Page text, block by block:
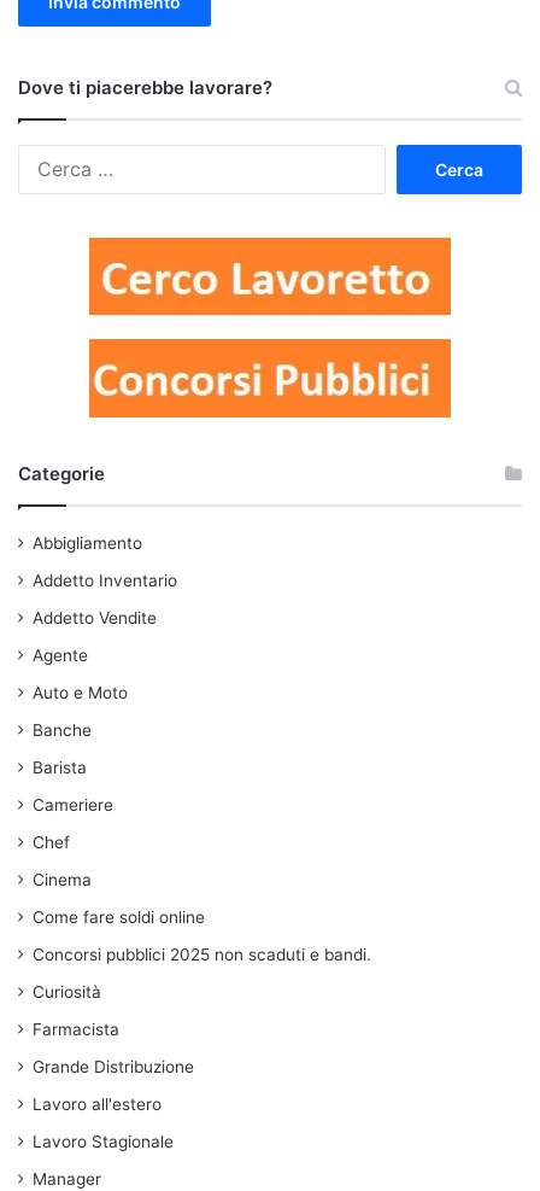
Dove ti piacerebbe lavorare?
Categorie
Abbigliamento
Addetto Inventario
Addetto Vendite
Agente
Auto e Moto
Banche
Barista
Cameriere
Chef
Cinema
Come fare soldi online
Concorsi pubblici 2025 non scaduti e bandi.
Curiosità
Farmacista
Grande Distribuzione
Lavoro all'estero
Lavoro Stagionale
Manager